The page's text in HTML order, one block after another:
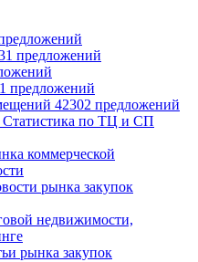
предложений
предложений
42302 предложений
Статистика по ТЦ и СП
коммерческой
рынка закупок
недвижимости,
рынка закупок